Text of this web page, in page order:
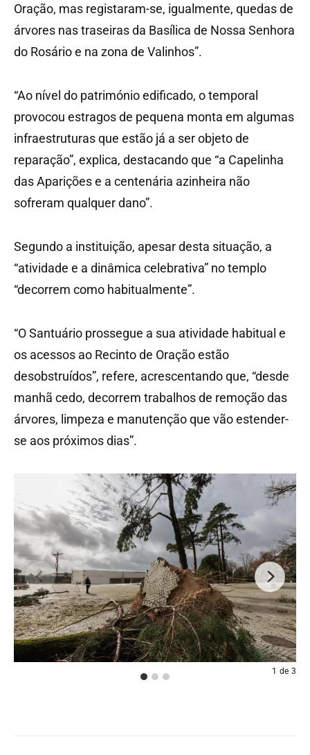
Oração, mas registaram-se, igualmente, quedas de
árvores nas traseiras da Basílica de Nossa Senhora
do Rosário e na zona de Valinhos”.
“Ao nível do património edificado, o temporal
provocou estragos de pequena monta em algumas
infraestruturas que estão já a ser objeto de
reparação”, explica, destacando que “a Capelinha
das Aparições e a centenária azinheira não
sofreram qualquer dano”.
Segundo a instituição, apesar desta situação, a
“atividade e a dinâmica celebrativa” no templo
“decorrem como habitualmente”.
“O Santuário prossegue a sua atividade habitual e
os acessos ao Recinto de Oração estão
desobstruídos”, refere, acrescentando que, “desde
manhã cedo, decorrem trabalhos de remoção das
árvores, limpeza e manutenção que vão estender-
se aos próximos dias”.
1 de 3